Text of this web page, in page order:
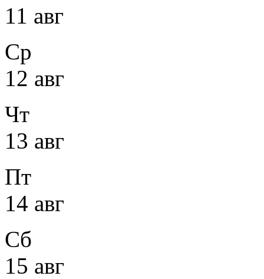
11 авг
Ср
12 авг
Чт
13 авг
Пт
14 авг
Сб
15 авг